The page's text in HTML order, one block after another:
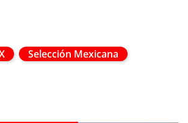
Selección Mexicana